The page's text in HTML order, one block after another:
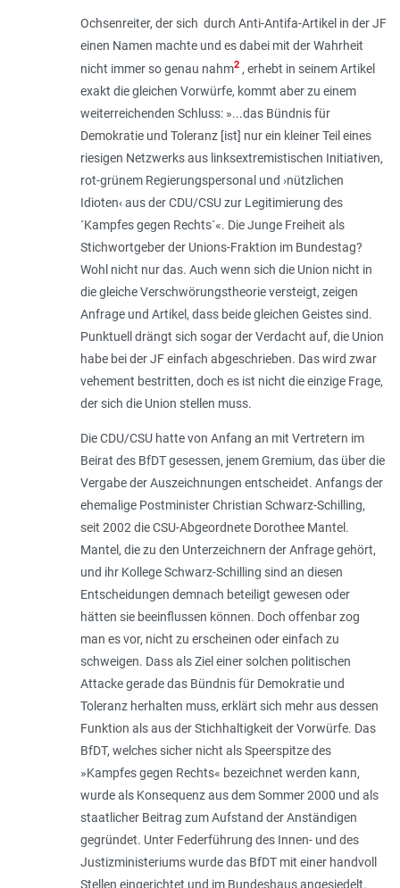
Ochsenreiter, der sich durch Anti-Antifa-Artikel in der JF
einen Namen machte und es dabei mit der Wahrheit
nicht immer so genau nahm2, erhebt in seinem Artikel
exakt die gleichen Vorwürfe, kommt aber zu einem
weiterreichenden Schluss: »...das Bündnis für
Demokratie und Toleranz [ist] nur ein kleiner Teil eines
riesigen Netzwerks aus linksextremistischen Initiativen,
rot-grünem Regierungspersonal und ›nützlichen
Idioten‹ aus der CDU/CSU zur Legitimierung des
´Kampfes gegen Rechts´«. Die Junge Freiheit als
Stichwortgeber der Unions-Fraktion im Bundestag?
Wohl nicht nur das. Auch wenn sich die Union nicht in
die gleiche Verschwörungstheorie versteigt, zeigen
Anfrage und Artikel, dass beide gleichen Geistes sind.
Punktuell drängt sich sogar der Verdacht auf, die Union
habe bei der JF einfach abgeschrieben. Das wird zwar
vehement bestritten, doch es ist nicht die einzige Frage,
der sich die Union stellen muss.
Die CDU/CSU hatte von Anfang an mit Vertretern im
Beirat des BfDT gesessen, jenem Gremium, das über die
Vergabe der Auszeichnungen entscheidet. Anfangs der
ehemalige Postminister Christian Schwarz-Schilling,
seit 2002 die CSU-Abgeordnete Dorothee Mantel.
Mantel, die zu den Unterzeichnern der Anfrage gehört,
und ihr Kollege Schwarz-Schilling sind an diesen
Entscheidungen demnach beteiligt gewesen oder
hätten sie beeinflussen können. Doch offenbar zog
man es vor, nicht zu erscheinen oder einfach zu
schweigen. Dass als Ziel einer solchen politischen
Attacke gerade das Bündnis für Demokratie und
Toleranz herhalten muss, erklärt sich mehr aus dessen
Funktion als aus der Stichhaltigkeit der Vorwürfe. Das
BfDT, welches sicher nicht als Speerspitze des
»Kampfes gegen Rechts« bezeichnet werden kann,
wurde als Konsequenz aus dem Sommer 2000 und als
staatlicher Beitrag zum Aufstand der Anständigen
gegründet. Unter Federführung des Innen- und des
Justizministeriums wurde das BfDT mit einer handvoll
Stellen eingerichtet und im Bundeshaus angesiedelt.